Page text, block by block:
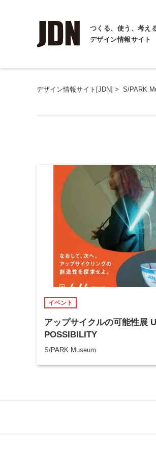
つくる、使う、考え
デザイン情報サイト
デザイン情報サイト[JDN] > S/PARK
イベント
アップサイクルの可能性展
POSSIBILITY
S/PARK Museum